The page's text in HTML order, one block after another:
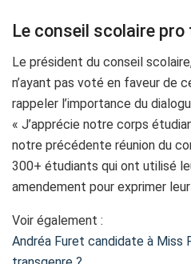
Le conseil scolaire
Le président du conseil
n’ayant pas voté en faveur de
rappeler l’importance du
« J’apprécie notre corps
notre précédente réunion du
300+ étudiants qui ont utilisé
amendement pour exprimer
Voir également :
Andréa Furet candidate à Miss